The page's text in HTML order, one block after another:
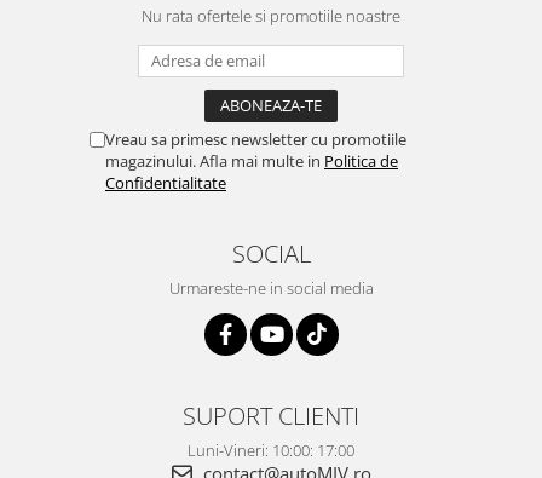
Nu rata ofertele si promotiile noastre
Vreau sa primesc newsletter cu promotiile
magazinului. Afla mai multe in Politica de
Confidentialitate
SOCIAL
Urmareste-ne in social media
SUPORT CLIENTI
Luni-Vineri: 10:00: 17:00